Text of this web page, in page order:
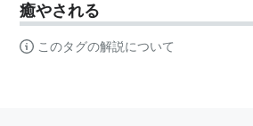
癒やされる
このタグの解説について